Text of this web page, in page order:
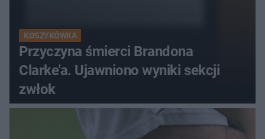
KOSZYKÓWKA
Przyczyna śmierci Brandona
Clarke'a. Ujawniono wyniki sekcji
zwłok